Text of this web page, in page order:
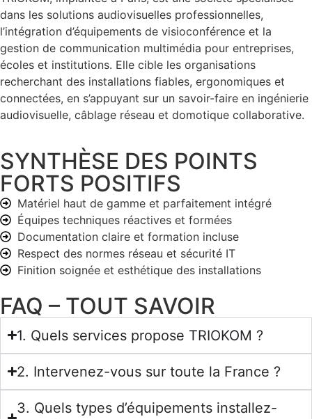
dans les solutions audiovisuelles professionnelles,
l’intégration d’équipements de visioconférence et la
gestion de communication multimédia pour entreprises,
écoles et institutions. Elle cible les organisations
recherchant des installations fiables, ergonomiques et
connectées, en s’appuyant sur un savoir-faire en ingénierie
audiovisuelle, câblage réseau et domotique collaborative.
SYNTHÈSE DES POINTS
FORTS POSITIFS
Matériel haut de gamme et parfaitement intégré
Équipes techniques réactives et formées
Documentation claire et formation incluse
Respect des normes réseau et sécurité IT
Finition soignée et esthétique des installations
FAQ – TOUT SAVOIR
1. Quels services propose TRIOKOM ?
2. Intervenez-vous sur toute la France ?
3. Quels types d’équipements installez-